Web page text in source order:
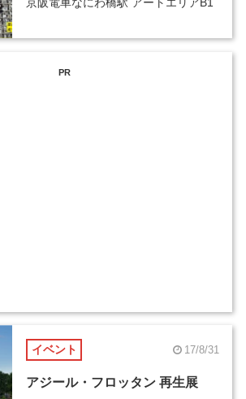
京阪電車なにわ橋駅 アートエリアB1
PR
イベント 17/8/31
アジール・フロッタン 再生展